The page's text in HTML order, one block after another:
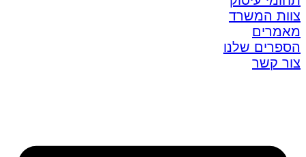
צוות המשרד
מאמרים
הספרים שלנו
צור קשר